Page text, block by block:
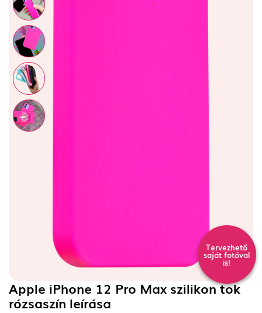
Tervezhető
saját fotóval
is!
Apple iPhone 12 Pro Max szilikon tok
rózsaszín leírása